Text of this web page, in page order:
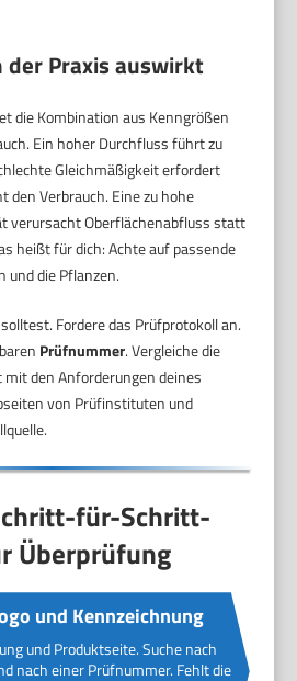
der Praxis auswirkt
die Kombination aus Kenngrößen
Ein hoher Durchfluss führt zu
Gleichmäßigkeit erfordert
den Verbrauch. Eine zu hohe
verursacht Oberflächenabfluss statt
heißt für dich: Achte auf passende
und die Pflanzen.
Fordere das Prüfprotokoll an.
Prüfnummer. Vergleiche die
den Anforderungen deines
von Prüfinstituten und
für-Schritt-
Überprüfung
und Kennzeichnung
und Produktseite. Suche nach
nach einer Prüfnummer. Fehlt die